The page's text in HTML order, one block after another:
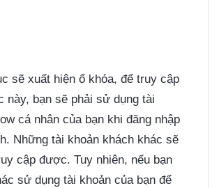
sẽ xuất hiện ổ khóa, để truy cập
này, bạn sẽ phải sử dụng tài
cá nhân của bạn khi đăng nhập
Những tài khoản khách khác sẽ
cập được. Tuy nhiên, nếu bạn
sử dụng tài khoản của bạn để